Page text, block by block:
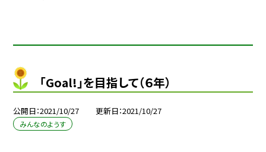
「Goal!」を目指して（６年）
公開日 2021/10/27 更新日 2021/10/27
みんなのようす